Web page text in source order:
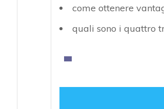
come ottenere
quali sono i quattro